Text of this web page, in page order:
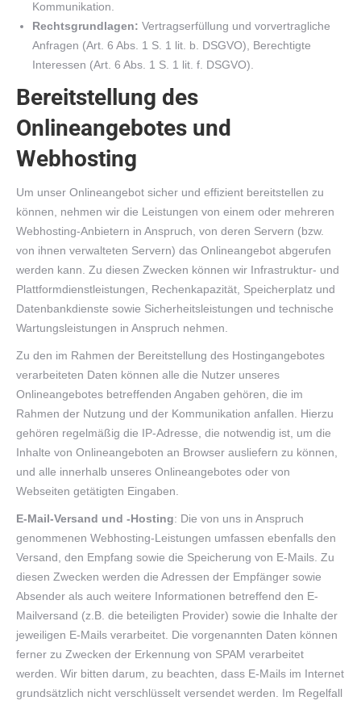
Kommunikation.
Rechtsgrundlagen: Vertragserfüllung und vorvertragliche
Anfragen (Art. 6 Abs. 1 S. 1 lit. b. DSGVO), Berechtigte
Interessen (Art. 6 Abs. 1 S. 1 lit. f. DSGVO).
Bereitstellung des
Onlineangebotes und
Webhosting
Um unser Onlineangebot sicher und effizient bereitstellen zu
können, nehmen wir die Leistungen von einem oder mehreren
Webhosting-Anbietern in Anspruch, von deren Servern (bzw.
von ihnen verwalteten Servern) das Onlineangebot abgerufen
werden kann. Zu diesen Zwecken können wir Infrastruktur- und
Plattformdienstleistungen, Rechenkapazität, Speicherplatz und
Datenbankdienste sowie Sicherheitsleistungen und technische
Wartungsleistungen in Anspruch nehmen.
Zu den im Rahmen der Bereitstellung des Hostingangebotes
verarbeiteten Daten können alle die Nutzer unseres
Onlineangebotes betreffenden Angaben gehören, die im
Rahmen der Nutzung und der Kommunikation anfallen. Hierzu
gehören regelmäßig die IP-Adresse, die notwendig ist, um die
Inhalte von Onlineangeboten an Browser ausliefern zu können,
und alle innerhalb unseres Onlineangebotes oder von
Webseiten getätigten Eingaben.
E-Mail-Versand und -Hosting: Die von uns in Anspruch
genommenen Webhosting-Leistungen umfassen ebenfalls den
Versand, den Empfang sowie die Speicherung von E-Mails. Zu
diesen Zwecken werden die Adressen der Empfänger sowie
Absender als auch weitere Informationen betreffend den E-
Mailversand (z.B. die beteiligten Provider) sowie die Inhalte der
jeweiligen E-Mails verarbeitet. Die vorgenannten Daten können
ferner zu Zwecken der Erkennung von SPAM verarbeitet
werden. Wir bitten darum, zu beachten, dass E-Mails im Internet
grundsätzlich nicht verschlüsselt versendet werden. Im Regelfall